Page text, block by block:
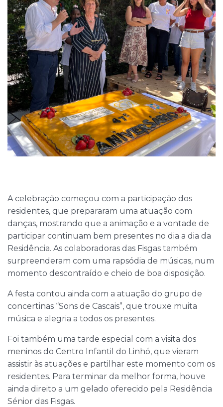
A celebração começou com a participação dos
residentes, que prepararam uma atuação com
danças, mostrando que a animação e a vontade de
participar continuam bem presentes no dia a dia da
Residência. As colaboradoras das Fisgas também
surpreenderam com uma rapsódia de músicas, num
momento descontraído e cheio de boa disposição.
A festa contou ainda com a atuação do grupo de
concertinas “Sons de Cascais”, que trouxe muita
música e alegria a todos os presentes.
Foi também uma tarde especial com a visita dos
meninos do Centro Infantil do Linhó, que vieram
assistir às atuações e partilhar este momento com os
residentes. Para terminar da melhor forma, houve
ainda direito a um gelado oferecido pela Residência
Sénior das Fisgas.